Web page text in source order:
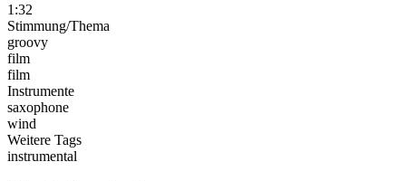
1:32
Stimmung/Thema
groovy
film
film
Instrumente
saxophone
wind
Weitere Tags
instrumental